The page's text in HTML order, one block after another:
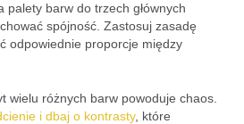
palety barw do trzech głównych
spójność. Zastosuj zasadę
odpowiednie proporcje między
wielu różnych barw powoduje chaos.
i dbaj o kontrasty, które